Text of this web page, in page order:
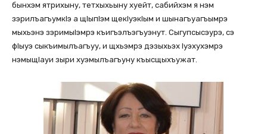
бынхэм ятрихыну, тетхыхьыну хуейт, сабийхэм я нэм
зэрилъагъумкIэ а щIыпIэм щекIуэкIым и шынагъуагъымрэ
мыхьэнэ зэримыIэмрэ къигъэлъэгъуэнут. Сыгупсысэурэ, сэ
фIыуэ сыкъимылъагъуу, и щхьэмрэ дэзыхьэх Iуэхухэмрэ
нэмыщIауи зыри хуэмылъагъуну къысщыхъужат.